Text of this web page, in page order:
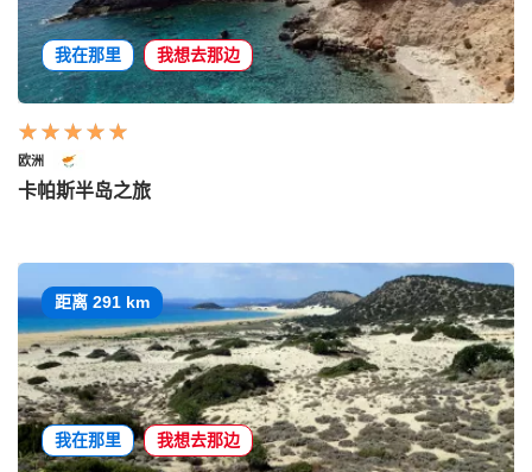
我在那里 我想去那边
欧洲
卡帕斯半岛之旅
距离 291 km
我在那里 我想去那边